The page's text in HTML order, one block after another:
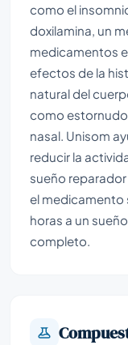
como el
doxilamina, un
medicamentos
efectos de la
natural del
como
nasal. Unisom
reducir la
sueño
el medicamento
horas a un
completo.